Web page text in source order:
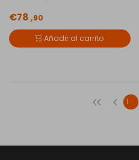
€78 ,90
Añadir al carrito
1